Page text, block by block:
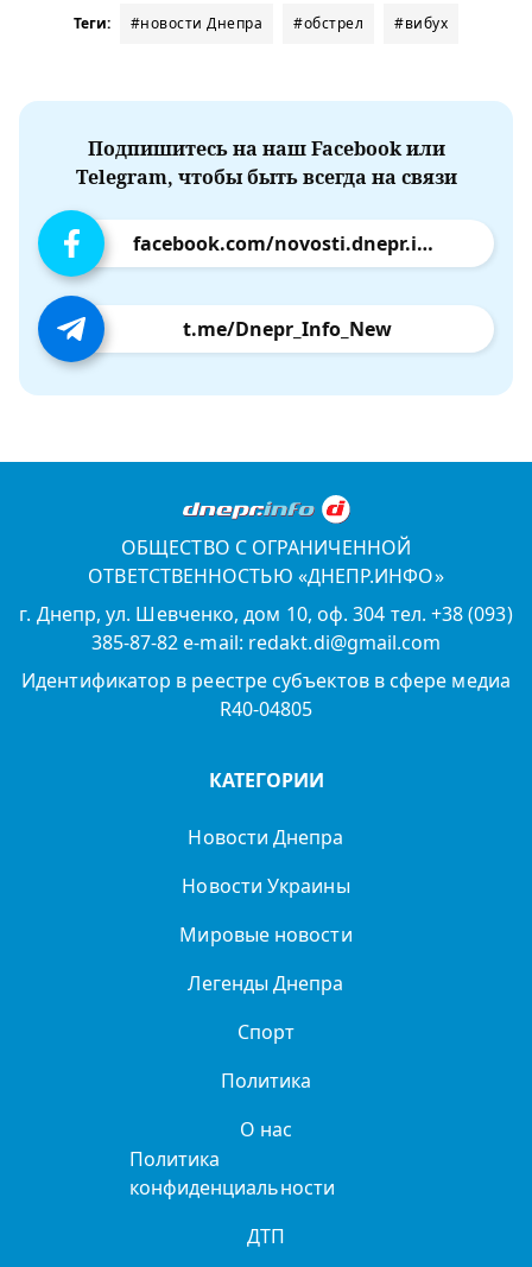
Теги: #новости Днепра #обстрел #вибух
Подпишитесь на наш Facebook или
Telegram, чтобы быть всегда на связи
facebook.com/novosti.dnepr.info
t.me/Dnepr_Info_New
ОБЩЕСТВО С ОГРАНИЧЕННОЙ
ОТВЕТСТВЕННОСТЬЮ «ДНЕПР.ИНФО»
г. Днепр, ул. Шевченко, дом 10, оф. 304 тел. +38 (093)
385-87-82 e-mail: redakt.di@gmail.com
Идентификатор в реестре субъектов в сфере медиа
R40-04805
КАТЕГОРИИ
Новости Днепра
Новости Украины
Мировые новости
Легенды Днепра
Спорт
Политика
О нас
Политика
конфиденциальности
ДТП